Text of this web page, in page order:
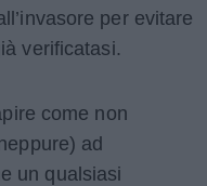
per evitare
verificatasi.
come non
ad
un qualsiasi